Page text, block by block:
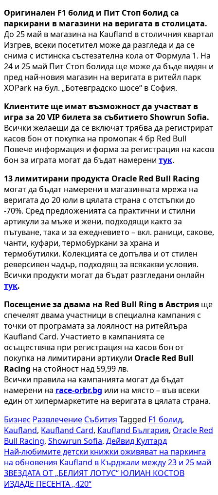
Оригинален F1 болид и Пит Стоп болид са
паркирани в магазини на веригата в столицата.
До 25 май в магазина на Kaufland в столичния квартал
Изгрев, всеки посетител може да разгледа и да се
снима с истинска състезателна кола от Формула 1. На
24 и 25 май Пит Стоп болида ще може да бъде видян и
пред най-новия магазин на веригата в ритейл парк
XOPark на бул. „Ботевградско шосе“ в София.
Клиентите ще имат възможност да участват в
игра за 20 VIP билета за събитието Showrun Sofia.
Всички желаещи да се включат трябва да регистрират
касов бон от покупка на промопак 4 бр Red Bull
Повече информация и форма за регистрация на касов
бон за играта могат да бъдат намерени тук.
13 лимитирани продукта Oracle Red Bull Racing
могат да бъдат намерени в магазинната мрежа на
веригата до 20 юли в цялата страна с отстъпки до
-70%. Сред предложенията са практични и стилни
артикули за мъже и жени, подходящи както за
пътуване, така и за ежедневието – вкл. раници, сакове,
чанти, куфари, термобуркани за храна и
термобутилки. Колекцията се допълва и от стилен
реверсивен чадър, подходящ за всякакви условия.
Всички продукти могат да бъдат разгледани онлайн
тук.
Посещение за двама на Red Bull Ring в Австрия ще
спечелят двама участници в специална кампания с
точки от програмата за лоялност на ритейлъра
Kaufland Card. Участието в кампанията се
осъществява при регистрация на касов бон от
покупка на лимитирани артикули Oracle Red Bull
Racing на стойност над 59,99 лв.
Всички правила на кампанията могат да бъдат
намерени на race-orbr.bg или на място – във всеки
един от хипермаркетите на веригата в цялата страна.
Бизнес Развлечение Събития Tagged F1 болид,
Kaufland, Kaufland Card, Kaufland България, Oracle Red
Bull Racing, Showrun Sofia, Дейвид Култард
Навигация
Най-любимите детски книжки оживяват на паркинга
на обновения Kaufland в Кърджали между 23 и 25 май
ЗВЕЗДАТА ОТ „БЕЛИЯТ ЛОТУС“ ЮЛИАН КОСТОВ
ИЗДАДЕ ПЕСЕНТА „420“